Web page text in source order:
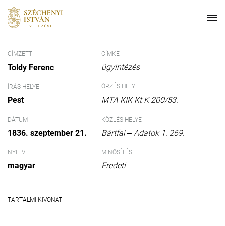
CÍMZETT
Toldy Ferenc
ÍRÁS HELYE
Pest
DÁTUM
1836. szeptember 21.
NYELV
magyar
CÍMKE
ügyintézés
ŐRZÉS HELYE
MTA KIK Kt K 200/53.
KÖZLÉS HELYE
Bártfai ‒ Adatok 1. 269.
MINŐSÍTÉS
Eredeti
TARTALMI KIVONAT